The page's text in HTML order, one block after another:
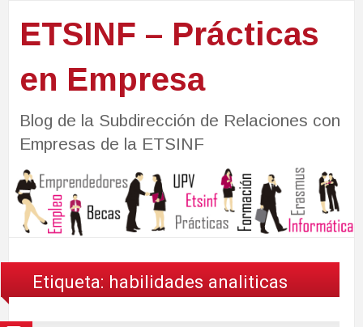
ETSINF – Prácticas
en Empresa
Blog de la Subdirección de Relaciones con
Empresas de la ETSINF
Etiqueta: habilidades analiticas